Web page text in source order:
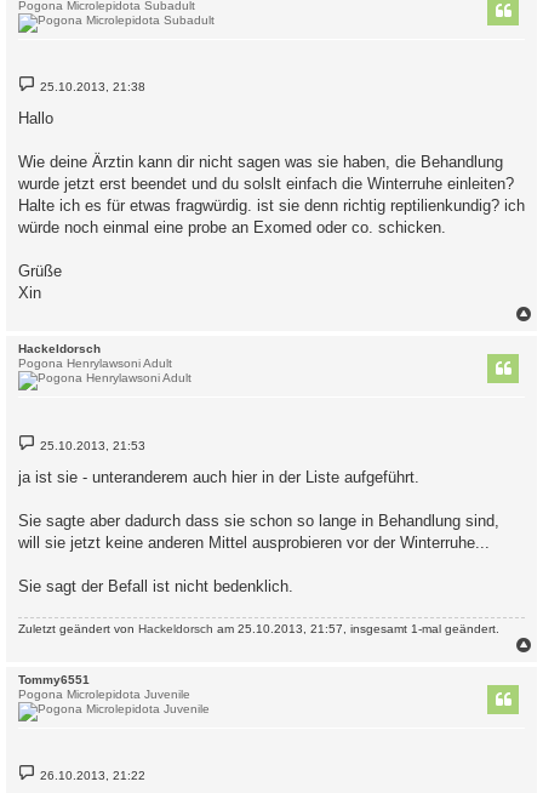
Pogona Microlepidota Subadult
B
e
i
t
g
25.10.2013, 21:38
Hallo
Wie deine Ärztin kann dir nicht sagen was sie haben, die Behandlung
wurde jetzt erst beendet und du solslt einfach die Winterruhe einleiten?
Halte ich es für etwas fragwürdig. ist sie denn richtig reptilienkundig? ich
würde noch einmal eine probe an Exomed oder co. schicken.
Grüße
Xin
Hackeldorsch
Pogona Henrylawsoni Adult
B
e
i
t
g
25.10.2013, 21:53
ja ist sie - unteranderem auch hier in der Liste aufgeführt.
Sie sagte aber dadurch dass sie schon so lange in Behandlung sind,
will sie jetzt keine anderen Mittel ausprobieren vor der Winterruhe...
Sie sagt der Befall ist nicht bedenklich.
Zuletzt geändert von Hackeldorsch am 25.10.2013, 21:57, insgesamt 1-mal geändert.
Tommy6551
Pogona Microlepidota Juvenile
B
e
26.10.2013, 21:22